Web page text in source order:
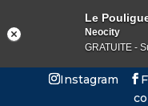
Instagram
Le
Neocity
GRATUITE -